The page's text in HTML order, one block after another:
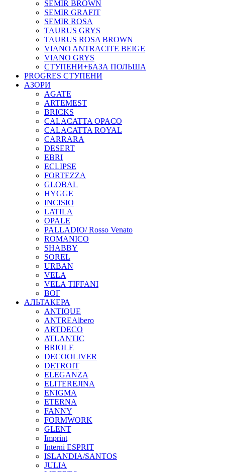
SEMIR BROWN
SEMIR GRAFIT
SEMIR ROSA
TAURUS GRYS
TAURUS ROSA BROWN
VIANO ANTRACITE BEIGE
VIANO GRYS
СТУПЕНИ+БАЗА ПОЛЬША
PROGRES СТУПЕНИ
АЗОРИ
AGATE
ARTEMEST
BRICKS
CALACATTA OPACO
CALACATTA ROYAL
CARRARA
DESERT
EBRI
ECLIPSE
FORTEZZA
GLOBAL
HYGGE
INCISIO
LATILA
OPALE
PALLADIO/ Rosso Venato
ROMANICO
SHABBY
SOREL
URBAN
VELA
VELA TIFFANI
ВОГ
АЛЬТАКЕРА
ANTIQUE
ANTREAlbero
ARTDECO
ATLANTIC
BRIOLE
DECOOLIVER
DETROIT
ELEGANZA
ELITEREJINA
ENIGMA
ETERNA
FANNY
FORMWORK
GLENT
Imprint
Interni ESPRIT
ISLANDIA/SANTOS
JULIA